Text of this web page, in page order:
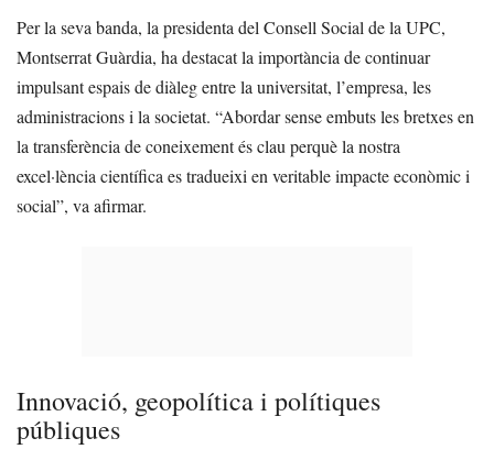
Per la seva banda, la presidenta del Consell Social de la UPC,
Montserrat Guàrdia, ha destacat la importància de continuar
impulsant espais de diàleg entre la universitat, l’empresa, les
administracions i la societat. “Abordar sense embuts les bretxes en
la transferència de coneixement és clau perquè la nostra
excel·lència científica es tradueixi en veritable impacte econòmic i
social”, va afirmar.
Innovació, geopolítica i polítiques
públiques